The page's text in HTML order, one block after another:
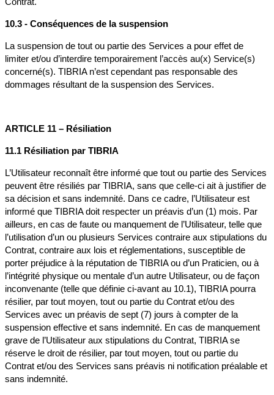
10.3 - Conséquences de la suspension
La suspension de tout ou partie des Services a pour effet de
limiter et/ou d’interdire temporairement l’accès au(x) Service(s)
concerné(s). TIBRIA n’est cependant pas responsable des
dommages résultant de la suspension des Services.
ARTICLE 11 – Résiliation
11.1 Résiliation par TIBRIA
L’Utilisateur reconnaît être informé que tout ou partie des Services
peuvent être résiliés par TIBRIA, sans que celle-ci ait à justifier de
sa décision et sans indemnité. Dans ce cadre, l’Utilisateur est
informé que TIBRIA doit respecter un préavis d’un (1) mois. Par
ailleurs, en cas de faute ou manquement de l’Utilisateur, telle que
l’utilisation d’un ou plusieurs Services contraire aux stipulations du
Contrat, contraire aux lois et réglementations, susceptible de
porter préjudice à la réputation de TIBRIA ou d’un Praticien, ou à
l’intégrité physique ou mentale d’un autre Utilisateur, ou de façon
inconvenante (telle que définie ci-avant au 10.1), TIBRIA pourra
résilier, par tout moyen, tout ou partie du Contrat et/ou des
Services avec un préavis de sept (7) jours à compter de la
suspension effective et sans indemnité. En cas de manquement
grave de l’Utilisateur aux stipulations du Contrat, TIBRIA se
réserve le droit de résilier, par tout moyen, tout ou partie du
Contrat et/ou des Services sans préavis ni notification préalable et
sans indemnité.